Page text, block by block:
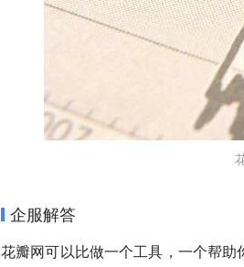
企服解答
花瓣网可以比做一个工具，一个帮